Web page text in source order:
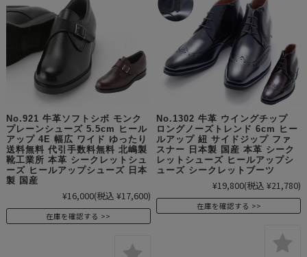
No.921 牛革ソフトシボ モンク
プレーンシューズ 5.5cm ヒール
アップ 4E 幅広 ワイド ゆったり
送料無料 代引手数料無料 北嶋製
靴工業所 本革 シークレットシュ
ーズ ヒールアップシューズ 日本
製 国産
¥16,000(税込 ¥17,600)
在庫を確認する
No.1302 牛革 ウイングチップ
ロングノーズトレンド 6cm ヒー
ルアップ 紐 サイドジップ ファ
スナー 日本製 国産 本革 シーク
レットシューズ ヒールアップシ
ューズ シークレットブーツ
¥19,800(税込 ¥21,780)
在庫を確認する